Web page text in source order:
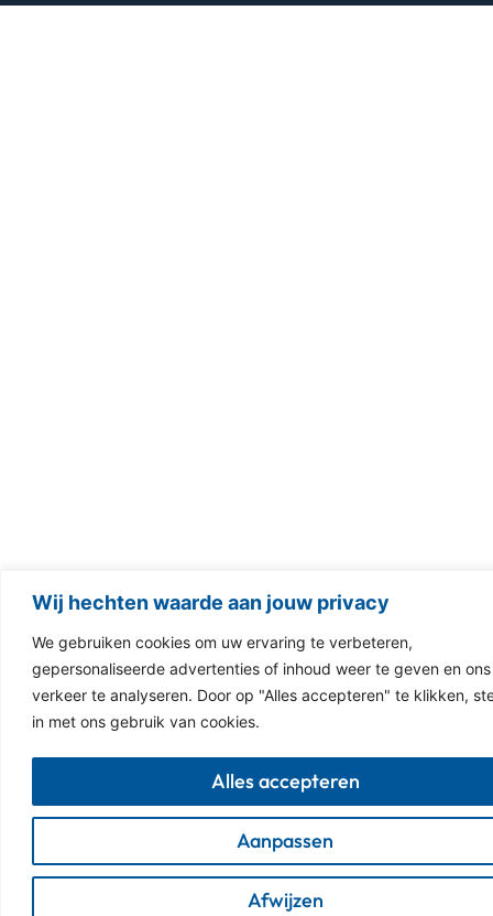
Wij hechten waarde aan jouw privacy
We gebruiken cookies om uw ervaring te verbeteren,
gepersonaliseerde advertenties of inhoud weer te geven en ons
verkeer te analyseren. Door op "Alles accepteren" te klikken,
in met ons gebruik van cookies.
Aanpassen
Afwijzen
Alles accepteren